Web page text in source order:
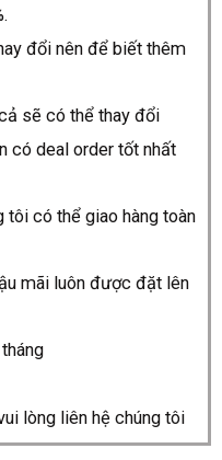
đổi nên để biết thêm
sẽ có thể thay đổi
có deal order tốt nhất
có thể giao hàng toàn
mãi luôn được đặt lên
lòng liên hệ chúng tôi